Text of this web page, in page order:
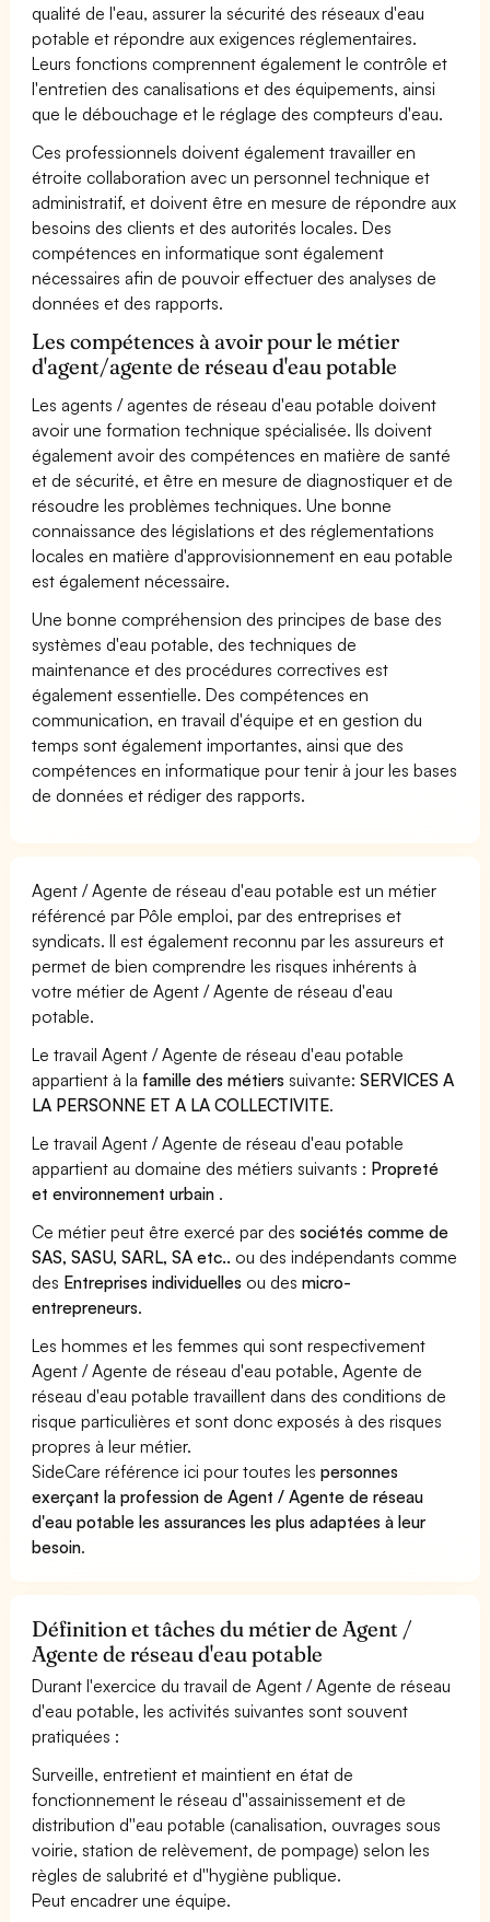
qualité de l'eau, assurer la sécurité des réseaux d'eau
potable et répondre aux exigences réglementaires.
Leurs fonctions comprennent également le contrôle et
l'entretien des canalisations et des équipements, ainsi
que le débouchage et le réglage des compteurs d'eau.
Ces professionnels doivent également travailler en
étroite collaboration avec un personnel technique et
administratif, et doivent être en mesure de répondre aux
besoins des clients et des autorités locales. Des
compétences en informatique sont également
nécessaires afin de pouvoir effectuer des analyses de
données et des rapports.
Les compétences à avoir pour le métier
d'agent/agente de réseau d'eau potable
Les agents / agentes de réseau d'eau potable doivent
avoir une formation technique spécialisée. Ils doivent
également avoir des compétences en matière de santé
et de sécurité, et être en mesure de diagnostiquer et de
résoudre les problèmes techniques. Une bonne
connaissance des législations et des réglementations
locales en matière d'approvisionnement en eau potable
est également nécessaire.
Une bonne compréhension des principes de base des
systèmes d'eau potable, des techniques de
maintenance et des procédures correctives est
également essentielle. Des compétences en
communication, en travail d'équipe et en gestion du
temps sont également importantes, ainsi que des
compétences en informatique pour tenir à jour les bases
de données et rédiger des rapports.
Agent / Agente de réseau d'eau potable est un métier
référencé par Pôle emploi, par des entreprises et
syndicats. Il est également reconnu par les assureurs et
permet de bien comprendre les risques inhérents à
votre métier de Agent / Agente de réseau d'eau
potable.
Le travail Agent / Agente de réseau d'eau potable
appartient à la famille des métiers suivante:SERVICES A
LA PERSONNE ET A LA COLLECTIVITE.
Le travail Agent / Agente de réseau d'eau potable
appartient au domaine des métiers suivants : Propreté
et environnement urbain .
Ce métier peut être exercé par dessociétés comme de
SAS, SASU, SARL, SA etc.. ou des indépendants comme
des Entreprises individuelles ou desmicro-
entrepreneurs.
Les hommes et les femmes qui sont respectivement
Agent / Agente de réseau d'eau potable, Agente de
réseau d'eau potable travaillent dans des conditions de
risque particulières et sont donc exposés à des risques
propres à leur métier.
SideCare référence ici pour toutes lespersonnes
exerçant la profession de Agent / Agente de réseau
d'eau potable les assurances les plus adaptées à leur
besoin.
Définition et tâches du métier de Agent /
Agente de réseau d'eau potable
Durant l'exercice du travail de Agent / Agente de réseau
d'eau potable, les activités suivantes sont souvent
pratiquées :
Surveille, entretient et maintient en état de
fonctionnement le réseau d''assainissement et de
distribution d''eau potable (canalisation, ouvrages sous
voirie, station de relèvement, de pompage) selon les
règles de salubrité et d''hygiène publique.
Peut encadrer une équipe.